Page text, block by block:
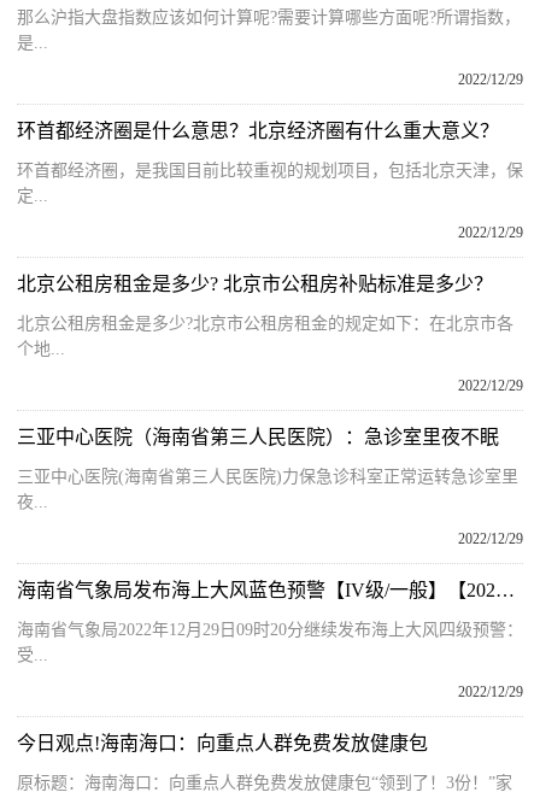
那么沪指大盘指数应该如何计算呢?需要计算哪些方面呢?所谓指数，
是...
2022/12/29
环首都经济圈是什么意思？北京经济圈有什么重大意义？
环首都经济圈，是我国目前比较重视的规划项目，包括北京天津，保
定...
2022/12/29
北京公租房租金是多少? 北京市公租房补贴标准是多少？
北京公租房租金是多少?北京市公租房租金的规定如下：在北京市各
个地...
2022/12/29
三亚中心医院（海南省第三人民医院）：急诊室里夜不眠
三亚中心医院(海南省第三人民医院)力保急诊科室正常运转急诊室里
夜...
2022/12/29
海南省气象局发布海上大风蓝色预警【IV级/一般】【2022-12-29】
海南省气象局2022年12月29日09时20分继续发布海上大风四级预警：
受...
2022/12/29
今日观点!海南海口：向重点人群免费发放健康包
原标题：海南海口：向重点人群免费发放健康包“领到了！3份！”家